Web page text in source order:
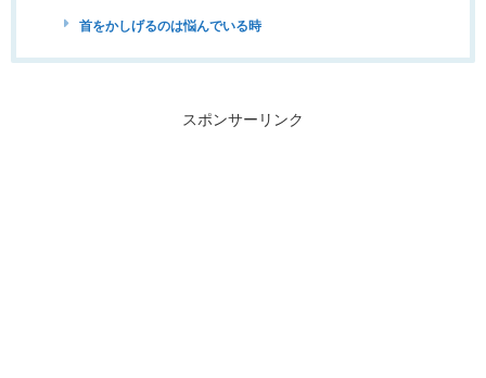
首をかしげるのは悩んでいる時
スポンサーリンク